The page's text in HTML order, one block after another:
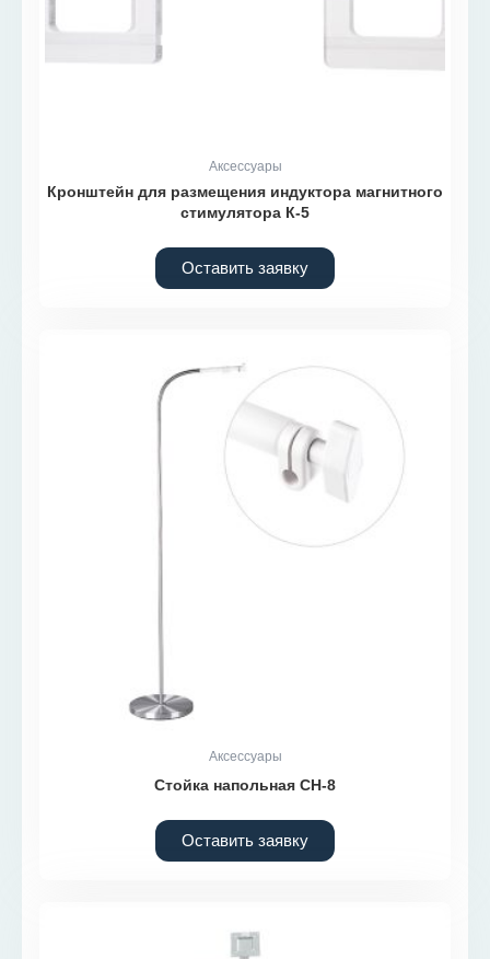
Аксессуары
Кронштейн для размещения индуктора магнитного
стимулятора К-5
Оставить заявку
Аксессуары
Стойка напольная СН-8
Оставить заявку